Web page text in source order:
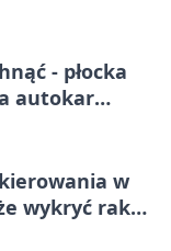
- płocka
autokar
w
wykryć raka,